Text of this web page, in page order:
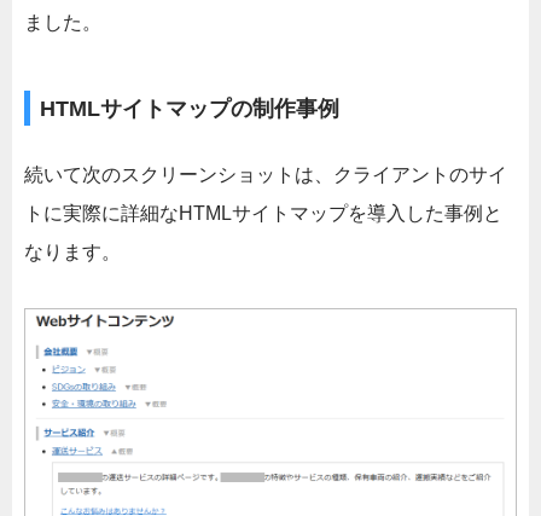
ました。
HTMLサイトマップの制作事例
続いて次のスクリーンショットは、クライアントのサイ
トに実際に詳細なHTMLサイトマップを導入した事例と
なります。